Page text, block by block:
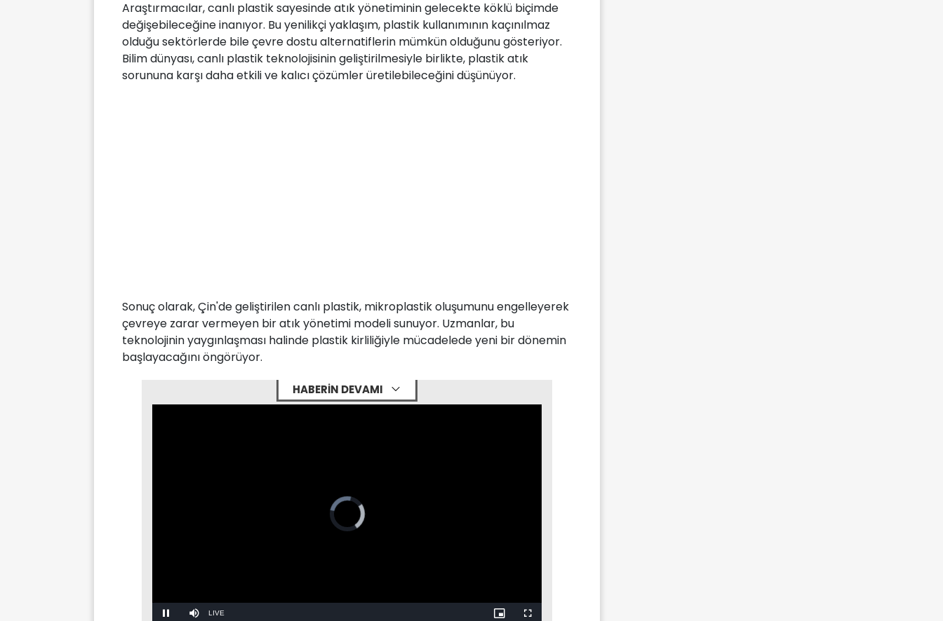
Araştırmacılar, canlı plastik sayesinde atık yönetiminin gelecekte köklü biçimde
değişebileceğine inanıyor. Bu yenilikçi yaklaşım, plastik kullanımının kaçınılmaz
olduğu sektörlerde bile çevre dostu alternatiflerin mümkün olduğunu gösteriyor.
Bilim dünyası, canlı plastik teknolojisinin geliştirilmesiyle birlikte, plastik atık
sorununa karşı daha etkili ve kalıcı çözümler üretilebileceğini düşünüyor.
Sonuç olarak, Çin'de geliştirilen canlı plastik, mikroplastik oluşumunu engelleyerek
çevreye zarar vermeyen bir atık yönetimi modeli sunuyor. Uzmanlar, bu
teknolojinin yaygınlaşması halinde plastik kirliliğiyle mücadelede yeni bir dönemin
başlayacağını öngörüyor.
HABERİN DEVAMI
Pause Mute Stream
LIVE
Picture-
Fullscreen